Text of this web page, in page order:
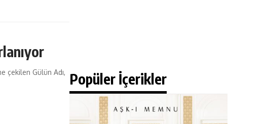
çekilen Gülün Adı,
Popüler İçerikler